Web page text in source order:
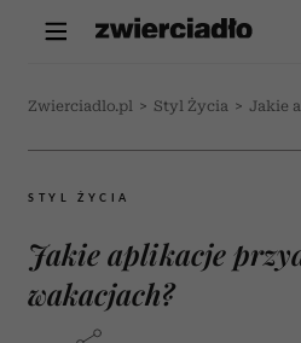
Zwierciadlo.pl > Styl Życia > Jakie
STYL ŻYCIA
Jakie aplikacje
wakacjach?